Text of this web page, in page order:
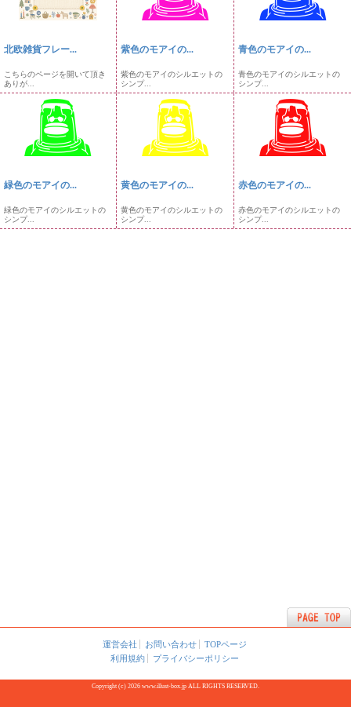
北欧雑貨フレー...
こちらのページを開いて頂き
ありが...
紫色のモアイの...
紫色のモアイのシルエットの
シンプ...
青色のモアイの...
青色のモアイのシルエットの
シンプ...
緑色のモアイの...
緑色のモアイのシルエットの
シンプ...
黄色のモアイの...
黄色のモアイのシルエットの
シンプ...
赤色のモアイの...
赤色のモアイのシルエットの
シンプ...
運営会社 お問い合わせ
TOPページ
利用規約
プライバシーポリシー
Copyright (c) 2026 www.illust-box.jp ALL RIGHTS RESERVED.